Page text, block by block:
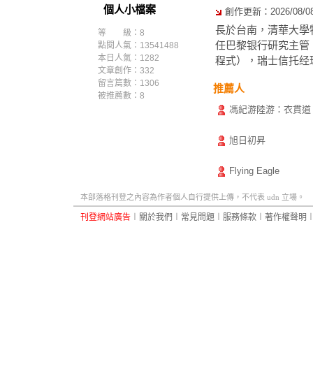
個人小檔案
等 級：8
點閱人氣：13541488
本日人氣：1282
文章創作：332
留言篇數：1306
被推薦數： 8
創作更新：2026/08/
長於台南，清華大
任巴黎银行研究主
程式），瑞士信托
推薦人
馮紀游陸游：衣貫道
旭日初昇
Flying Eagle
本部落格刊登之內容為作者個人自行提供上傳，不代表 udn 立場。
刊登網站廣告 關於我們 常見問題 服務條款 著作權聲明